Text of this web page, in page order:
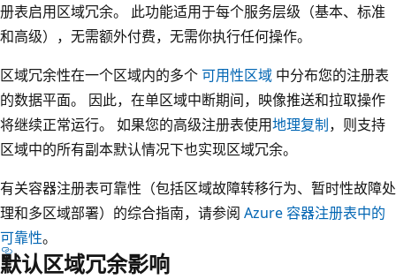
册表启用区域冗余。 此功能适用于每个服务层级（基本、标准
和高级），无需额外付费，无需你执行任何操作。
区域冗余性在一个区域内的多个可用性区域 中分布您的注册表
的数据平面。 因此，在单区域中断期间，映像推送和拉取操作
将继续正常运行。 如果您的高级注册表使用地理复制，则支持
区域中的所有副本默认情况下也实现区域冗余。
有关容器注册表可靠性（包括区域故障转移行为、暂时性故障处
理和多区域部署）的综合指南，请参阅 Azure 容器注册表中的
可靠性。
默认区域冗余影响